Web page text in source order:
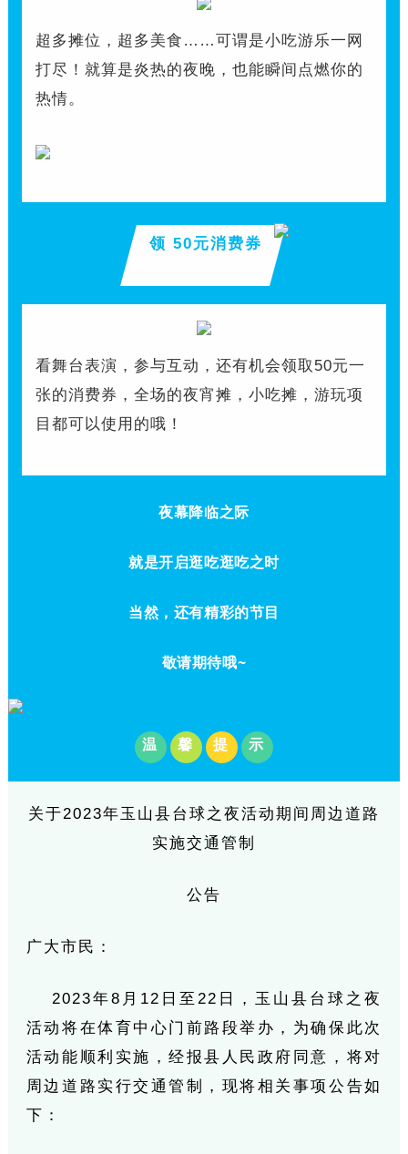
超多摊位，超多美食……可谓是小吃游乐一网
打尽！就算是炎热的夜晚，也能瞬间点燃你的
热情。
领 50元消费券
看舞台表演，参与互动，还有机会领取50元一
张的消费券，全场的夜宵摊，小吃摊，游玩项
目都可以使用的哦！
夜幕降临之际
就是开启逛吃逛吃之时
当然，还有精彩的节目
敬请期待哦~
温 馨 提 示
关于2023年玉山县台球之夜活动期间周边道路
实施交通管制
公告
广大市民：
2023年8月12日至22日，玉山县台球之夜
活动将在体育中心门前路段举办，为确保此次
活动能顺利实施，经报县人民政府同意，将对
周边道路实行交通管制，现将相关事项公告如
下：